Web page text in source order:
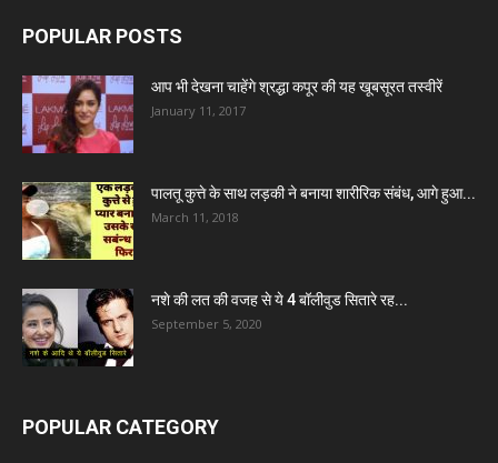
POPULAR POSTS
आप भी देखना चाहेंगे श्रद्धा कपूर की यह खूबसूरत तस्वीरें
January 11, 2017
पालतू कुत्ते के साथ लड़की ने बनाया शारीरिक संबंध, आगे हुआ...
March 11, 2018
नशे की लत की वजह से ये 4 बॉलीवुड सितारे रह...
September 5, 2020
POPULAR CATEGORY